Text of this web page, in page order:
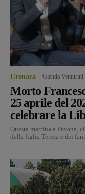
Cronaca Glenda Venturini
Morto
25 aprile del
celebrare la
Questa mattina a Pavana,
della figlia Teresa e dei